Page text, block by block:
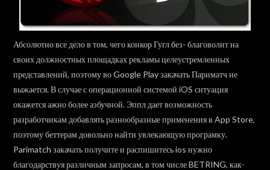
Абсолютно все дело в том, чего конкор Гугл без- благоволит на
своих должностных площадках рекламы целеустремленных
представлений, поэтому во Google Play закачать Париматч не
выжается. В случае с операционной системой iOS ситуация
окажется ажно более азбучной. Эппл дает возможность
разработчикам добавлять разнообразные применения в App Store,
поэтому беттерам довольно найти увлекающую програмку.
Parimatch закачать получите и распишитесь ios нужно
благодарствуя различным запросам, в том числе BETRING, как-